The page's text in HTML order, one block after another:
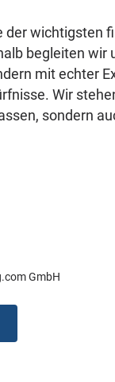
der wichtigsten
begleiten wir
mit echter
Wir
sondern
GmbH